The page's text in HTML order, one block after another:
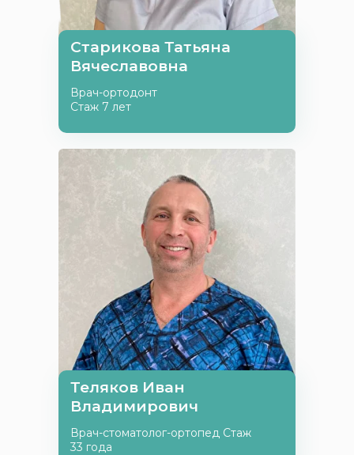
Старикова Татьяна
Вячеславовна
Теляков Иван
Владимирович
Врач-ортодонт
Стаж 7 лет
Врач-стоматолог-ортопед Стаж
33 года